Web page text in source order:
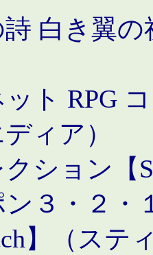
白き翼
ト RPG
ィア）
ション【
ン３・２
】（ステ